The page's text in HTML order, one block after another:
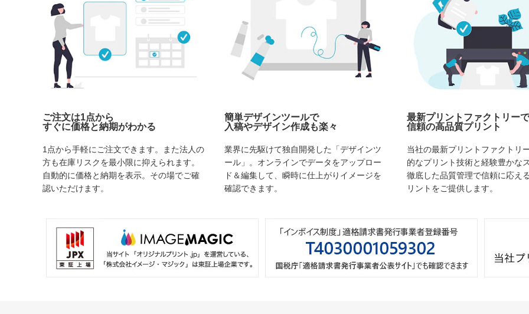
ご注文は1点から
すぐに価格と納期がわかる
1点から手軽にご注文できます。また法人の
方も在庫リスクを最小限に抑えられます。
自動的に価格と納期を表示。その場でご確
認いただけます。
簡単デザインツールで
入稿やデザイン作成も楽々
業界に先駆けて独自開発した「デザインツ
ール」。オンラインでデータをアップロー
ド＆編集して、瞬時に仕上がりイメージを
確認できます。
最新プリントファクトリーで
信頼の高品質プリント
当社の最新プリントファクトリ
的なプリント技術と経験豊かな
徹底した品質管理で信頼に応え
リントをご提供します。